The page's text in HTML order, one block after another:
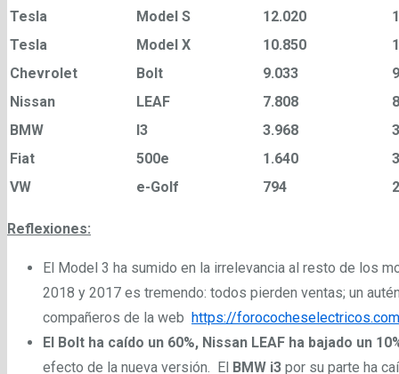
Tesla
Model S 12.020
Tesla
Model X 10.850
Chevrolet
Bolt 9.033
Nissan
LEAF 7.808
BMW
I3 3.968
Fiat
500e 1.640
VW
e-Golf 794
Reflexiones:
El Model 3 ha sumido en la irrelevancia al resto de los
2018 y 2017 es tremendo: todos pierden ventas; un
compañeros de la web https://
El Bolt ha caído un 60%, Nissan LEAF ha bajado un
efecto de la nueva versión. El BMW i3 por su parte ha